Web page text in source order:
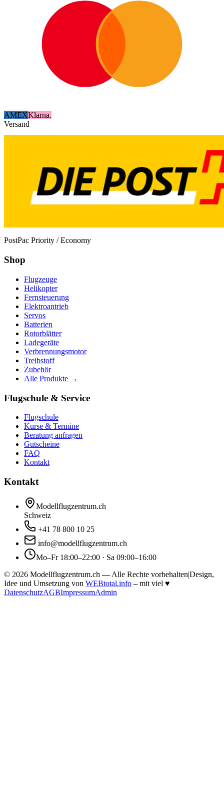
AMEXKlarna.
Versand
PostPac Priority / Economy
Shop
Flugzeuge
Helikopter
Fernsteuerung
Elektroantrieb
Servos
Batterien
Rotorblätter
Ladegeräte
Verbrennungsmotor
Treibstoff
Zubehör
Alle Produkte →
Flugschule & Service
Flugschule
Kurse & Termine
Beratung anfragen
Gutscheine
FAQ
Kontakt
Kontakt
Modellflugzentrum.ch
Schweiz
+41 78 800 10 25
info@modellflugzentrum.ch
Mo–Fr 18:00–22:00 · Sa 09:00–16:00
© 2026 Modellflugzentrum.ch — Alle Rechte vorbehalten|Design,
Idee und Umsetzung von WEBtotal.info – mit viel ♥
DatenschutzAGBImpressumAdmin